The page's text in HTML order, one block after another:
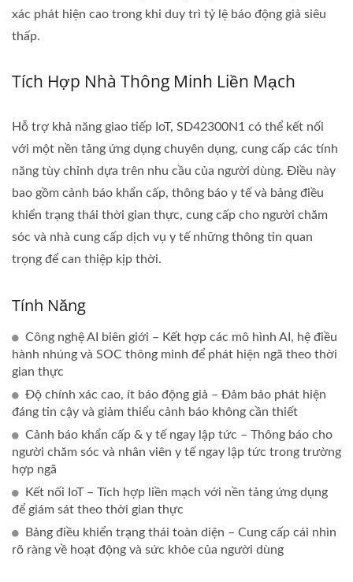
xác phát hiện cao trong khi duy trì tỷ lệ báo động giả siêu
thấp.
Tích Hợp Nhà Thông Minh Liền Mạch
Hỗ trợ khả năng giao tiếp IoT, SD42300N1 có thể kết nối
với một nền tảng ứng dụng chuyên dụng, cung cấp các tính
năng tùy chỉnh dựa trên nhu cầu của người dùng. Điều này
bao gồm cảnh báo khẩn cấp, thông báo y tế và bảng điều
khiển trạng thái thời gian thực, cung cấp cho người chăm
sóc và nhà cung cấp dịch vụ y tế những thông tin quan
trọng để can thiệp kịp thời.
Tính Năng
Công nghệ AI biên giới – Kết hợp các mô hình AI, hệ điều
hành nhúng và SOC thông minh để phát hiện ngã theo thời
gian thực
Độ chính xác cao, ít báo động giả – Đảm bảo phát hiện
đáng tin cậy và giảm thiểu cảnh báo không cần thiết
Cảnh báo khẩn cấp & y tế ngay lập tức – Thông báo cho
người chăm sóc và nhân viên y tế ngay lập tức trong trường
hợp ngã
Kết nối IoT – Tích hợp liền mạch với nền tảng ứng dụng
để giám sát theo thời gian thực
Bảng điều khiển trạng thái toàn diện – Cung cấp cái nhìn
rõ ràng về hoạt động và sức khỏe của người dùng